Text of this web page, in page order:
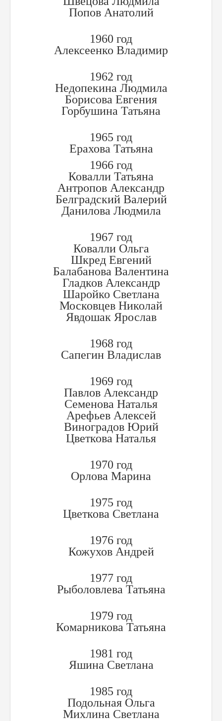
Попов Анатолий
1960 год
Алексеенко Владимир
1962 год
Недопекина Людмила
Борисова Евгения
Горбушина Татьяна
1965 год
Ерахова Татьяна
1966 год
Ковалли Татьяна
Антропов Александр
Белградский Валерий
Данилова Людмила
1967 год
Ковалли Ольга
Шкред Евгений
Балабанова Валентина
Гладков Александр
Шаройко Светлана
Московцев Николай
Явдошак Ярослав
1968 год
Сапегин Владислав
1969 год
Павлов Александр
Семенова Наталья
Арефьев Алексей
Виноградов Юрий
Цветкова Наталья
1970 год
Орлова Марина
1975 год
Цветкова Светлана
1976 год
Кожухов Андрей
1977 год
Рыболовлева Татьяна
1979 год
Комарникова Татьяна
1981 год
Яшина Светлана
1985 год
Подольная Ольга
Михлина Светлана